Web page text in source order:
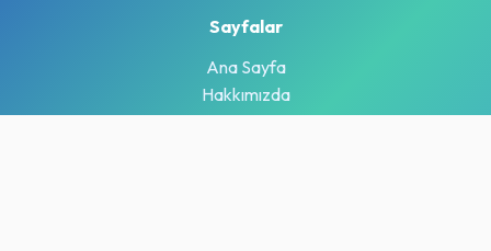
Sayfalar
Ana Sayfa
Hakkımızda
Projeler